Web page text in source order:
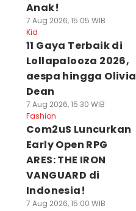
Anak!
7 Aug 2026, 15:05 WIB
Kid
11 Gaya Terbaik di
Lollapalooza 2026,
aespa hingga Olivia
Dean
7 Aug 2026, 15:30 WIB
Fashion
Com2uS Luncurkan
Early Open RPG
ARES: THE IRON
VANGUARD di
Indonesia!
7 Aug 2026, 15:00 WIB